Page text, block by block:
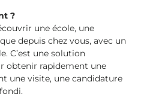
?
une école, une
depuis chez vous, avec un
C’est une solution
obtenir rapidement une
une visite, une candidature